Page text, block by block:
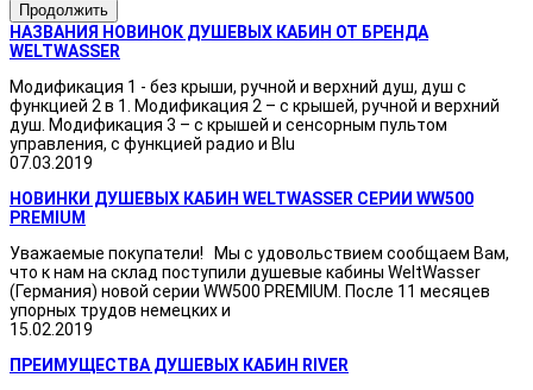
Продолжить
НАЗВАНИЯ НОВИНОК ДУШЕВЫХ КАБИН ОТ БРЕНДА
WELTWASSER
Модификация 1 - без крыши, ручной и верхний душ, душ с
функцией 2 в 1. Модификация 2 – с крышей, ручной и верхний
душ. Модификация 3 – с крышей и сенсорным пультом
управления, с функцией радио и Blu
07.03.2019
НОВИНКИ ДУШЕВЫХ КАБИН WELTWASSER СЕРИИ WW500
PREMIUM
Уважаемые покупатели! Мы с удовольствием сообщаем Вам,
что к нам на склад поступили душевые кабины WeltWasser
(Германия) новой серии WW500 PREMIUM. После 11 месяцев
упорных трудов немецких и
15.02.2019
ПРЕИМУЩЕСТВА ДУШЕВЫХ КАБИН RIVER